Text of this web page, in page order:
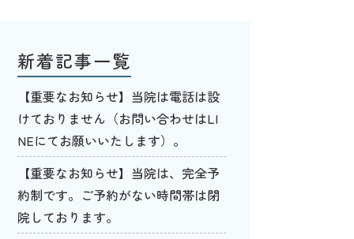
新着記事一覧
【重要なお知らせ】当院は電話は設
けておりません（お問い合わせはLI
NEにてお願いいたします）。
【重要なお知らせ】当院は、完全予
約制です。ご予約がない時間帯は閉
院しております。